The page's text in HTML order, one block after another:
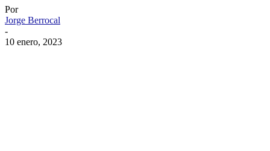
Por
Jorge Berrocal
-
10 enero, 2023